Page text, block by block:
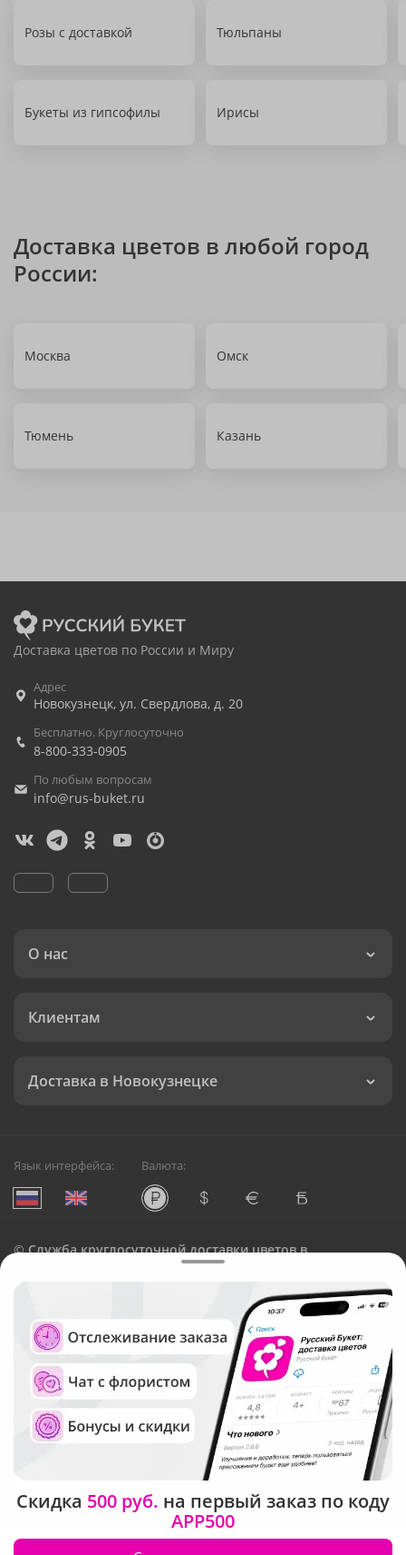
Розы с доставкой Тюльпаны
Букеты из гипсофилы Ирисы
Доставка цветов в любой город
России:
Москва Омск
Тюмень Казань
Доставка цветов по России и Миру
Адрес
Новокузнецк, ул. Свердлова, д. 20
Бесплатно. Круглосуточно
8-800-333-0905
По любым вопросам
info@rus-buket.ru
О нас
Клиентам
Доставка в Новокузнецке
Язык интерфейса: Валюта:
©Служба круглосуточной доставки цветов в
Русский Букет, 2026
Общество с ограниченной ответственностью «Технология»
ОГРН: 1195476081745, ИНН: 5410081997
Юридический адрес: г. Новосибирск, ул. Ипподромская,
д.42, оф. 3
Рейтинг Русского букета в г. Новокузнецк
Скидка 500 руб. на первый заказ по коду
APP500